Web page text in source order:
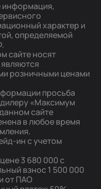
информация,
характер и
определяемой
сайте носят
розничными ценами
просьба
«Максимум
сайте
в любое время
ин с учетом
3 680 000 с
взнос 1 500 000
от ПАО